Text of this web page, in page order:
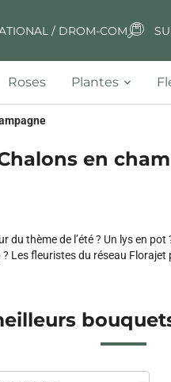
/ DROM-COM
Roses Plantes
en
thème de l’été ? Un lys en
? Les fleuristes du réseau Florajet